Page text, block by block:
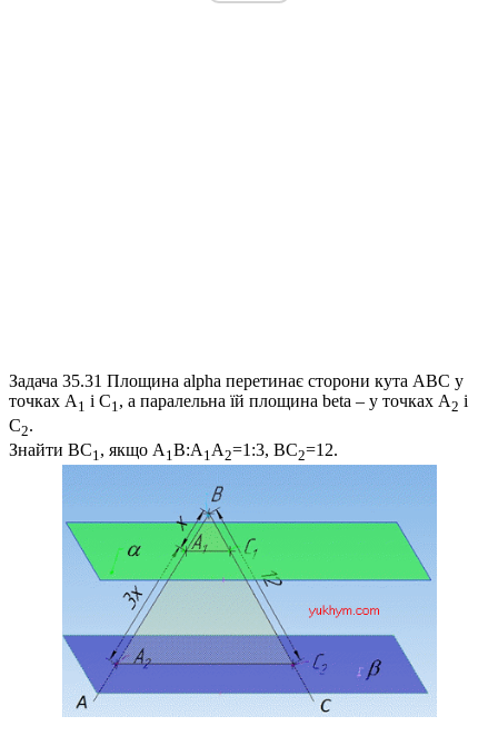
Задача 35.31 Площина alpha перетинає сторони кута ABC у
точках A 1 і C1 , а паралельна їй площина beta – у точках A2 і
C2.
Знайти BC1, якщо A 1B:A 1A2=1:3, BC2=12.